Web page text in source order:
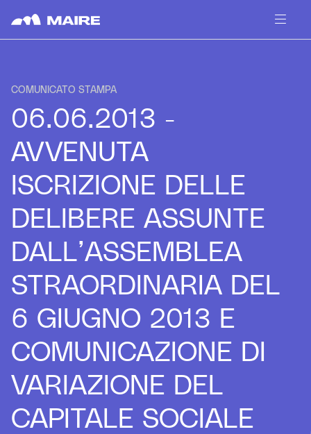
COMUNICATO STAMPA
06.06.2013 -
AVVENUTA
ISCRIZIONE DELLE
DELIBERE ASSUNTE
DALL’ASSEMBLEA
STRAORDINARIA DEL
6 GIUGNO 2013 E
COMUNICAZIONE DI
VARIAZIONE DEL
CAPITALE SOCIALE